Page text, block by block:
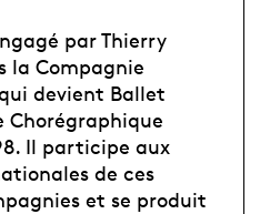
par Thierry
la Compagnie
devient Ballet
Chorégraphique
Il participe aux
de ces
et se produit